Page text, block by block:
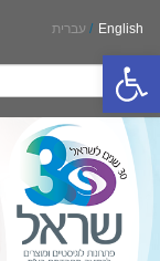
פתח סרגל נגישות
English
/ עברית